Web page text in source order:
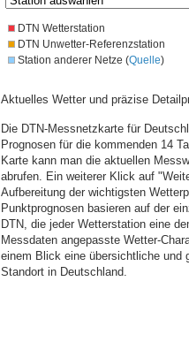
DTN Wetterstation
DTN Unwetter-Referenzstation
Station anderer Netze (Quelle)
Aktuelles Wetter und präzise
Die DTN-Messnetzkarte für
Prognosen für die kommenden 14
Karte kann man die aktuellen
abrufen. Ein weiterer Klick auf
Aufbereitung der wichtigsten
Punktprognosen basieren auf der
DTN, die jeder Wetterstation eine
Messdaten angepasste Wetter-
einem Blick eine übersichtliche und
Standort in Deutschland.